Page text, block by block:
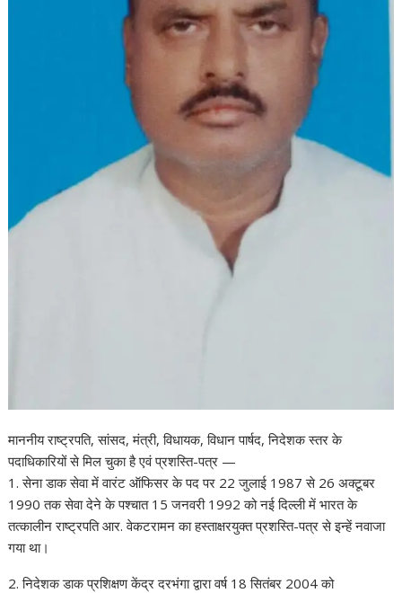
माननीय राष्ट्रपति, सांसद, मंत्री, विधायक, विधान पार्षद, निदेशक स्तर के
पदाधिकारियों से मिल चुका है एवं प्रशस्ति-पत्र —
1. सेना डाक सेवा में वारंट ऑफिसर के पद पर 22 जुलाई 1987 से 26 अक्टूबर
1990 तक सेवा देने के पश्चात 15 जनवरी 1992 को नई दिल्ली में भारत के
तत्कालीन राष्ट्रपति आर. वेकटरामन का हस्ताक्षरयुक्त प्रशस्ति-पत्र से इन्हें नवाजा
गया था।
2. निदेशक डाक प्रशिक्षण केंद्र दरभंगा द्वारा वर्ष 18 सितंबर 2004 को